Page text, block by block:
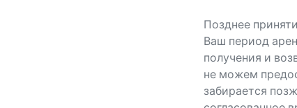
Позднее
Ваш период
получения и
не можем
забирается